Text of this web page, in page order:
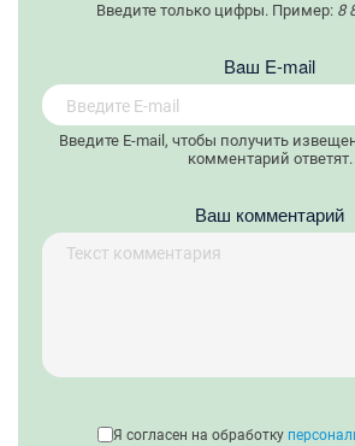
Введите только цифры. Пример: 8
Вaш E-mail
Введите E-mail, чтобы получить
комментарий ответят.
Ваш комментарий
Я согласен на обработку